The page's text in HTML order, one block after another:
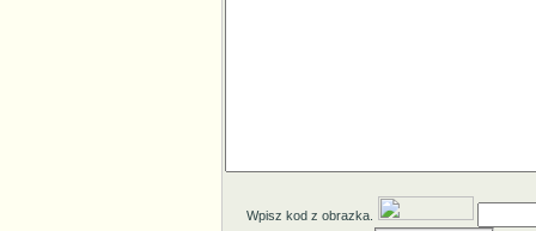
Wpisz kod z obrazka.